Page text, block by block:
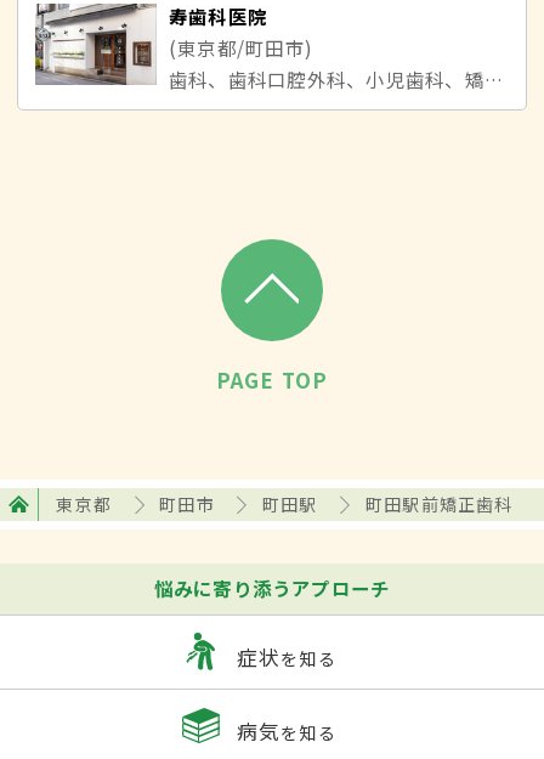
寿歯科医院
(東京都/町田市)
歯科、歯科口腔外科、小児歯科、矯正歯科
PAGE TOP
東京都 町田市 町田駅 町田駅前矯正歯科
悩みに寄り添うアプローチ
症状を知る
病気を知る